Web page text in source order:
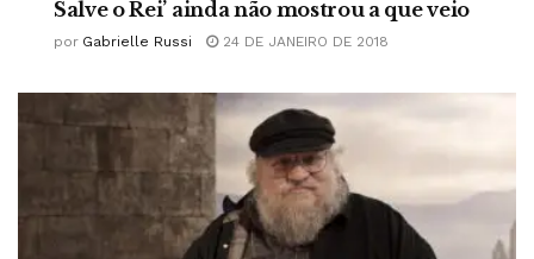
Salve o Rei’ ainda não mostrou a que veio
por Gabrielle Russi 24 DE JANEIRO DE 2018